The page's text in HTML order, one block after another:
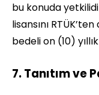
bu konuda
lisansını
bedeli on (10)
7. Tanıtım ve